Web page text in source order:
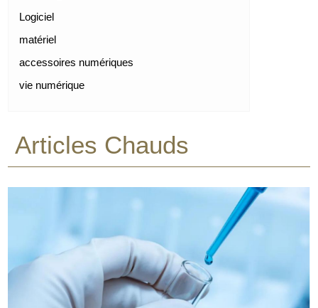
Logiciel
matériel
accessoires numériques
vie numérique
Articles Chauds